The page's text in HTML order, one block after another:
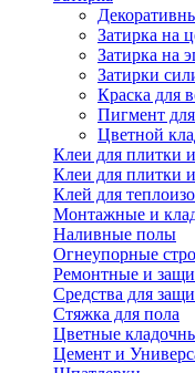
Затирка на
Затирка на
Затирки
Краска для
Пигмент
Цветной
Клеи для плитки
Клеи для плитки
Клей для
Монтажные и
Наливные полы
Огнеупорные
Ремонтные и
Средства для
Стяжка для пола
Цветные
Цемент и